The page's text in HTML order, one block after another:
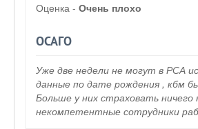
Оценка - Очень плохо
ОСАГО
Уже две недели не могут в РСА
данные по дате рождения , кбм
Больше у них страховать ничего
некомпетентные сотрудники